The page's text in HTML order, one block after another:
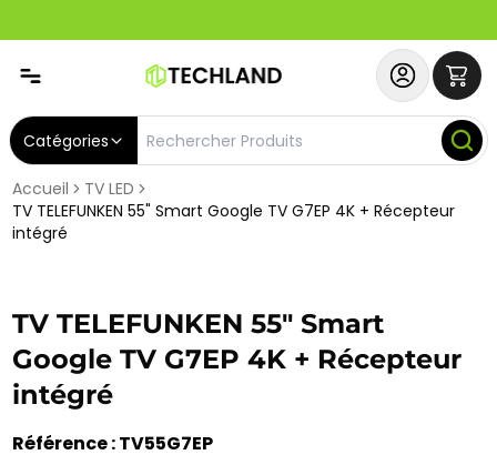
Catégories
Accueil
TV LED
TV TELEFUNKEN 55" Smart Google TV G7EP 4K + Récepteur
intégré
TV TELEFUNKEN 55" Smart
Google TV G7EP 4K + Récepteur
intégré
Référence : TV55G7EP